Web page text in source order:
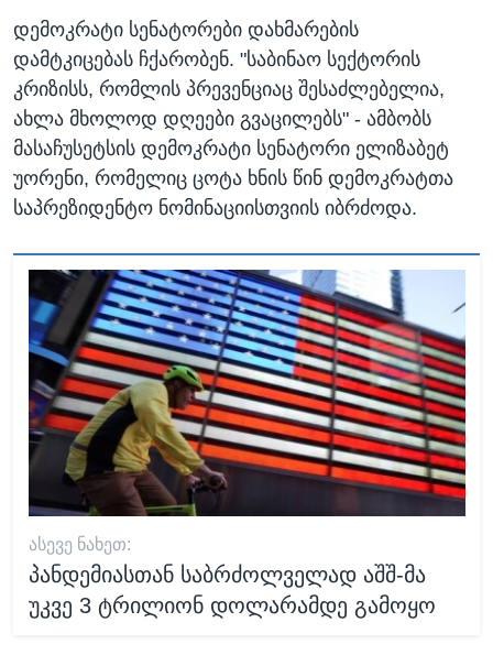
დემოკრატი სენატორები დახმარების
დამტკიცებას ჩქარობენ. "საბინაო სექტორის
კრიზისს, რომლის პრევენციაც შესაძლებელია,
ახლა მხოლოდ დღეები გვაცილებს" - ამბობს
მასაჩუსეტსის დემოკრატი სენატორი ელიზაბეტ
უორენი, რომელიც ცოტა ხნის წინ დემოკრატთა
საპრეზიდენტო ნომინაციისთვიის იბრძოდა.
ᲐᲡᲔᲕᲔ ᲜᲐᲮᲔᲗ:
პანდემიასთან საბრძოლველად აშშ-მა
უკვე 3 ტრილიონ დოლარამდე გამოყო